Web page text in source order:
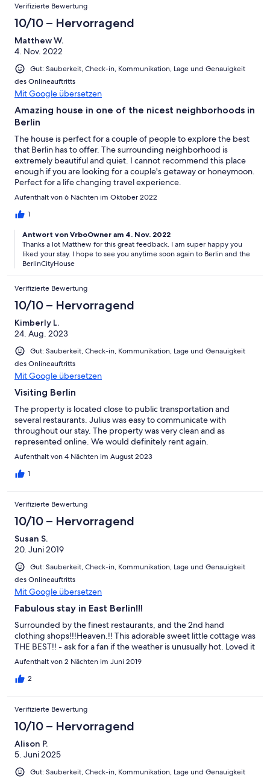
Verifizierte Bewertung
10/10 – Hervorragend
Matthew W.
4. Nov. 2022
Gut: Sauberkeit, Check-in, Kommunikation, Lage und Genauigkeit
des Onlineauftritts
Mit Google übersetzen
Amazing house in one of the nicest neighborhoods in
Berlin
The house is perfect for a couple of people to explore the best
that Berlin has to offer. The surrounding neighborhood is
extremely beautiful and quiet. I cannot recommend this place
enough if you are looking for a couple's getaway or honeymoon.
Perfect for a life changing travel experience.
Aufenthalt von 6 Nächten im Oktober 2022
1
Antwort von VrboOwner am 4. Nov. 2022
Thanks a lot Matthew for this great feedback. I am super happy you
liked your stay. I hope to see you anytime soon again to Berlin and the
BerlinCityHouse
Verifizierte Bewertung
10/10 – Hervorragend
Kimberly L.
24. Aug. 2023
Gut: Sauberkeit, Check-in, Kommunikation, Lage und Genauigkeit
des Onlineauftritts
Mit Google übersetzen
Visiting Berlin
The property is located close to public transportation and
several restaurants. Julius was easy to communicate with
throughout our stay. The property was very clean and as
represented online. We would definitely rent again.
Aufenthalt von 4 Nächten im August 2023
1
Verifizierte Bewertung
10/10 – Hervorragend
Susan S.
20. Juni 2019
Gut: Sauberkeit, Check-in, Kommunikation, Lage und Genauigkeit
des Onlineauftritts
Mit Google übersetzen
Fabulous stay in East Berlin!!!
Surrounded by the finest restaurants, and the 2nd hand
clothing shops!!!Heaven.!! This adorable sweet little cottage was
THE BEST!! - ask for a fan if the weather is unusually hot. Loved it
Aufenthalt von 2 Nächten im Juni 2019
2
Verifizierte Bewertung
10/10 – Hervorragend
Alison P.
5. Juni 2025
Gut: Sauberkeit, Check-in, Kommunikation, Lage und Genauigkeit